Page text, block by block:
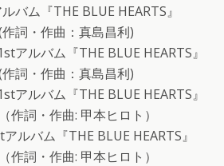
バム『THE BLUE HEARTS』
詞・作曲：真島昌利)
アルバム『THE BLUE HEARTS』
詞・作曲：真島昌利)
アルバム『THE BLUE HEARTS』
詞・作曲: 甲本ヒロト）
ルバム『THE BLUE HEARTS』
詞・作曲: 甲本ヒロト）